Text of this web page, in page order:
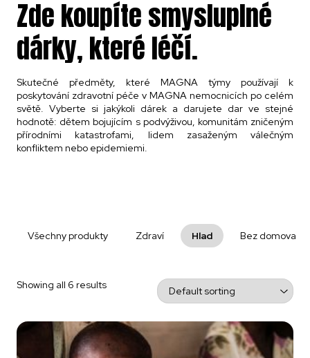
Zde koupíte smysluplné
dárky, které léčí.
Skutečné předměty, které MAGNA týmy používají k
poskytování zdravotní péče v MAGNA nemocnicích po celém
světě. Vyberte si jakýkoli dárek a darujete dar ve stejné
hodnotě: dětem bojujícím s podvýživou, komunitám zničeným
přírodními katastrofami, lidem zasaženým válečným
konfliktem nebo epidemiemi.
Všechny produkty Zdraví Hlad Bez domova
Showing all 6 results